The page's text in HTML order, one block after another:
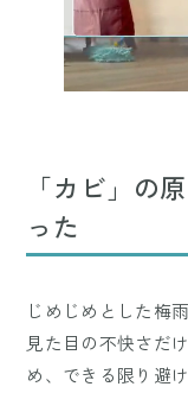
「カビ」の
った
じめじめとした梅
見た目の不快さだ
め、できる限り避